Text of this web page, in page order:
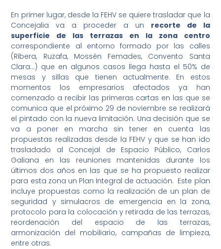
En primer lugar, desde la FEHV se quiere trasladar que la
Concejalia va a proceder a un recorte de la
superficie de las terrazas en la zona centro
correspondiente al entorno formado por las calles
(Ribera, Ruzafa, Mossén Femades, Convento Santa
Clara…) que en algunos casos llega hasta el 50% de
mesas y sillas que tienen actualmente. En estos
momentos los empresarios afectados ya han
comenzado a recibir las primeras cartas en las que se
comunica que el próximo 29 de noviembre se realizará
el pintado con la nueva limitación. Una decisión que se
va a poner en marcha sin tener en cuenta las
propuestas realizadas desde la FEHV y que se han ido
trasladado al Concejal de Espacio Público, Carlos
Galiana en las reuniones mantenidas durante los
últimos dos años en las que se ha propuesto realizar
para esta zona un Plan Integral de actuación. Este plan
incluye propuestas como la realización de un plan de
seguridad y simulacros de emergencia en la zona,
protocolo para la colocación y retirada de las terrazas,
reordenación del espacio de las terrazas,
armonización del mobiliario, campañas de limpieza,
entre otras.